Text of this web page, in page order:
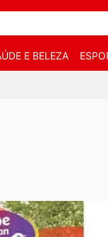
E BELEZA